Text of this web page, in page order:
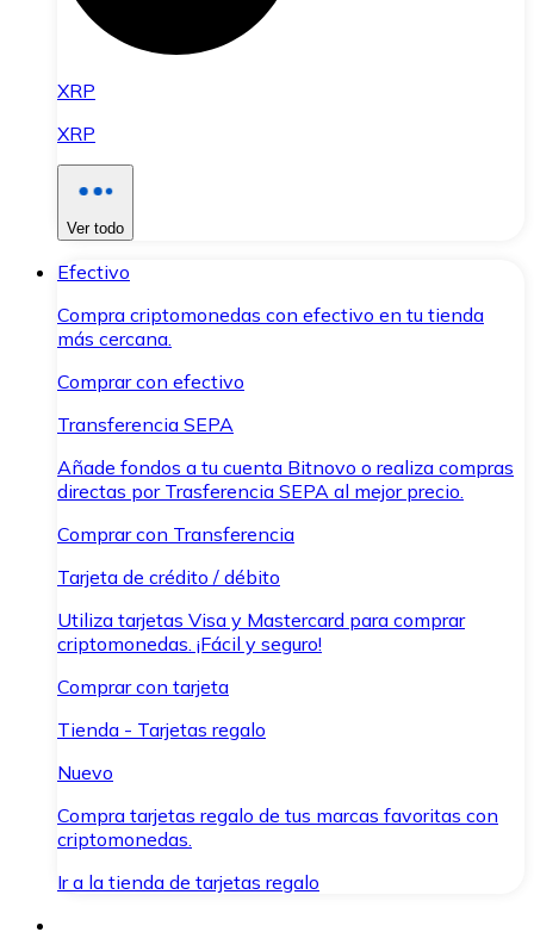
XRP
XRP
Ver todo
Efectivo
Compra criptomonedas con efectivo en tu tienda
más cercana.
Comprar con efectivo
Transferencia SEPA
Añade fondos a tu cuenta Bitnovo o realiza compras
directas por Trasferencia SEPA al mejor precio.
Comprar con Transferencia
Tarjeta de crédito / débito
Utiliza tarjetas Visa y Mastercard para comprar
criptomonedas. ¡Fácil y seguro!
Comprar con tarjeta
Tienda - Tarjetas regalo
Nuevo
Compra tarjetas regalo de tus marcas favoritas con
criptomonedas.
Ir a la tienda de tarjetas regalo